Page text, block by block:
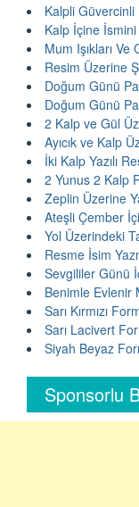
Kalpli Güvercinli
Kalp İçine İsmini
Mum Işıkları
Resim Üzerine
Doğum Günü
Doğum Günü
2 Kalp ve Gül
Ayıcık ve Kalp
İki Kalp Yazılı
2 Yunus 2 Kalp
Zeplin Üzerine
Ateşli Çember
Yol Üzerindeki
Resme İsim
Sevgililer Günü
Benimle Evlenir
Sarı Kırmızı
Sarı Lacivert
Siyah Beyaz
Sponsorlu